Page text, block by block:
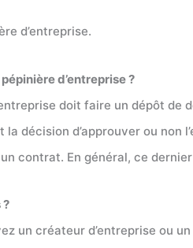
d’entreprise.
d’entreprise ?
doit faire un dépôt
la décision d’approuver ou
contrat. En général, ce
?
un créateur d’entreprise ou